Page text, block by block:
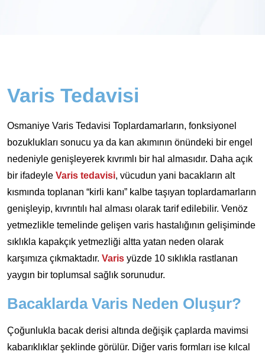
Varis Tedavisi
Osmaniye Varis Tedavisi Toplardamarların, fonksiyonel
bozuklukları sonucu ya da kan akımının önündeki bir engel
nedeniyle genişleyerek kıvrımlı bir hal almasıdır. Daha açık
bir ifadeyle Varis tedavisi, vücudun yani bacakların alt
kısmında toplanan “kirli kanı” kalbe taşıyan toplardamarların
genişleyip, kıvrıntılı hal alması olarak tarif edilebilir. Venöz
yetmezlikle temelinde gelişen varis hastalığının gelişiminde
sıklıkla kapakçık yetmezliği altta yatan neden olarak
karşımıza çıkmaktadır. Varis yüzde 10 sıklıkla rastlanan
yaygın bir toplumsal sağlık sorunudur.
Bacaklarda Varis Neden Oluşur?
Çoğunlukla bacak derisi altında değişik çaplarda mavimsi
kabarıklıklar şeklinde görülür. Diğer varis formları ise kılcal